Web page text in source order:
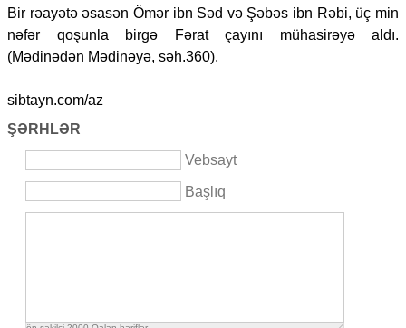
Bir rəayətə əsasən Ömər ibn Səd və Şəbəs ibn Rəbi, üç min
nəfər qoşunla birgə Fərat çayını mühasirəyə aldı.
(Mədinədən Mədinəyə, səh.360).
sibtayn.com/az
ŞƏRHLƏR
Vebsayt
Başlıq